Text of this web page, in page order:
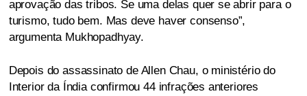
aprovação das tribos. Se uma delas quer se abrir para o
turismo, tudo bem. Mas deve haver consenso”,
argumenta Mukhopadhyay.
Depois do assassinato de Allen Chau, o ministério do
Interior da Índia confirmou 44 infrações anteriores